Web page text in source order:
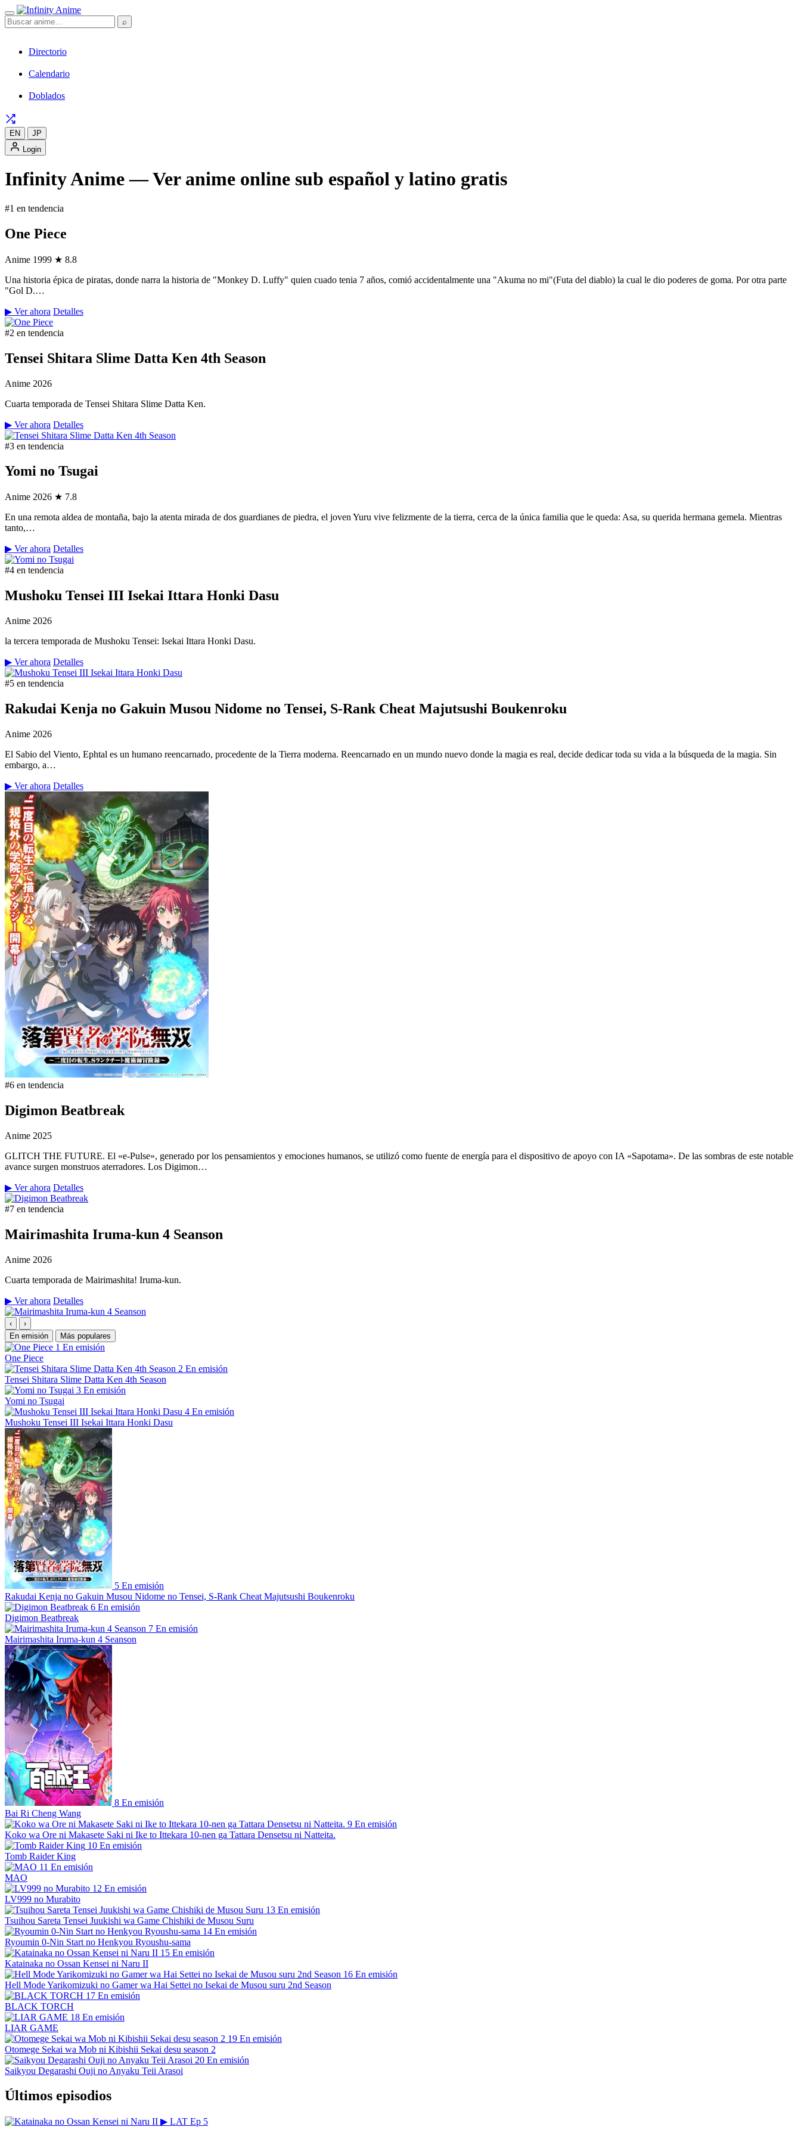
⌕
Directorio
Calendario
Doblados
EN
JP
Login
Infinity Anime — Ver anime online sub español y latino gratis
#1 en tendencia
One Piece
Anime 1999 ★ 8.8
Una historia épica de piratas, donde narra la historia de "Monkey D. Luffy" quien cuado tenia 7 años, comió accidentalmente una "Akuma no mi"(Futa del diablo) la cual le dio poderes de goma. Por otra parte
"Gol D.…
▶ Ver ahora Detalles
#2 en tendencia
Tensei Shitara Slime Datta Ken 4th Season
Anime 2026
Cuarta temporada de Tensei Shitara Slime Datta Ken.
▶ Ver ahora Detalles
#3 en tendencia
Yomi no Tsugai
Anime 2026 ★ 7.8
En una remota aldea de montaña, bajo la atenta mirada de dos guardianes de piedra, el joven Yuru vive felizmente de la tierra, cerca de la única familia que le queda: Asa, su querida hermana gemela. Mientras
tanto,…
▶ Ver ahora Detalles
#4 en tendencia
Mushoku Tensei III Isekai Ittara Honki Dasu
Anime 2026
la tercera temporada de Mushoku Tensei: Isekai Ittara Honki Dasu.
▶ Ver ahora Detalles
#5 en tendencia
Rakudai Kenja no Gakuin Musou Nidome no Tensei, S-Rank Cheat Majutsushi Boukenroku
Anime 2026
El Sabio del Viento, Ephtal es un humano reencarnado, procedente de la Tierra moderna. Reencarnado en un mundo nuevo donde la magia es real, decide dedicar toda su vida a la búsqueda de la magia. Sin
embargo, a…
▶ Ver ahora Detalles
#6 en tendencia
Digimon Beatbreak
Anime 2025
GLITCH THE FUTURE. El «e-Pulse», generado por los pensamientos y emociones humanos, se utilizó como fuente de energía para el dispositivo de apoyo con IA «Sapotama». De las sombras de este notable
avance surgen monstruos aterradores. Los Digimon…
▶ Ver ahora Detalles
#7 en tendencia
Mairimashita Iruma-kun 4 Seanson
Anime 2026
Cuarta temporada de Mairimashita! Iruma-kun.
▶ Ver ahora Detalles
‹
›
En emisión
Más populares
1 En emisión
One Piece
2 En emisión
Tensei Shitara Slime Datta Ken 4th Season
3 En emisión
Yomi no Tsugai
4 En emisión
Mushoku Tensei III Isekai Ittara Honki Dasu
5 En emisión
Rakudai Kenja no Gakuin Musou Nidome no Tensei, S-Rank Cheat Majutsushi Boukenroku
6 En emisión
Digimon Beatbreak
7 En emisión
Mairimashita Iruma-kun 4 Seanson
8 En emisión
Bai Ri Cheng Wang
9 En emisión
Koko wa Ore ni Makasete Saki ni Ike to Ittekara 10-nen ga Tattara Densetsu ni Natteita.
10 En emisión
Tomb Raider King
11 En emisión
MAO
12 En emisión
LV999 no Murabito
13 En emisión
Tsuihou Sareta Tensei Juukishi wa Game Chishiki de Musou Suru
14 En emisión
Ryoumin 0-Nin Start no Henkyou Ryoushu-sama
15 En emisión
Katainaka no Ossan Kensei ni Naru II
16 En emisión
Hell Mode Yarikomizuki no Gamer wa Hai Settei no Isekai de Musou suru 2nd Season
17 En emisión
BLACK TORCH
18 En emisión
LIAR GAME
19 En emisión
Otomege Sekai wa Mob ni Kibishii Sekai desu season 2
20 En emisión
Saikyou Degarashi Ouji no Anyaku Teii Arasoi
Últimos episodios
▶ LAT Ep 5